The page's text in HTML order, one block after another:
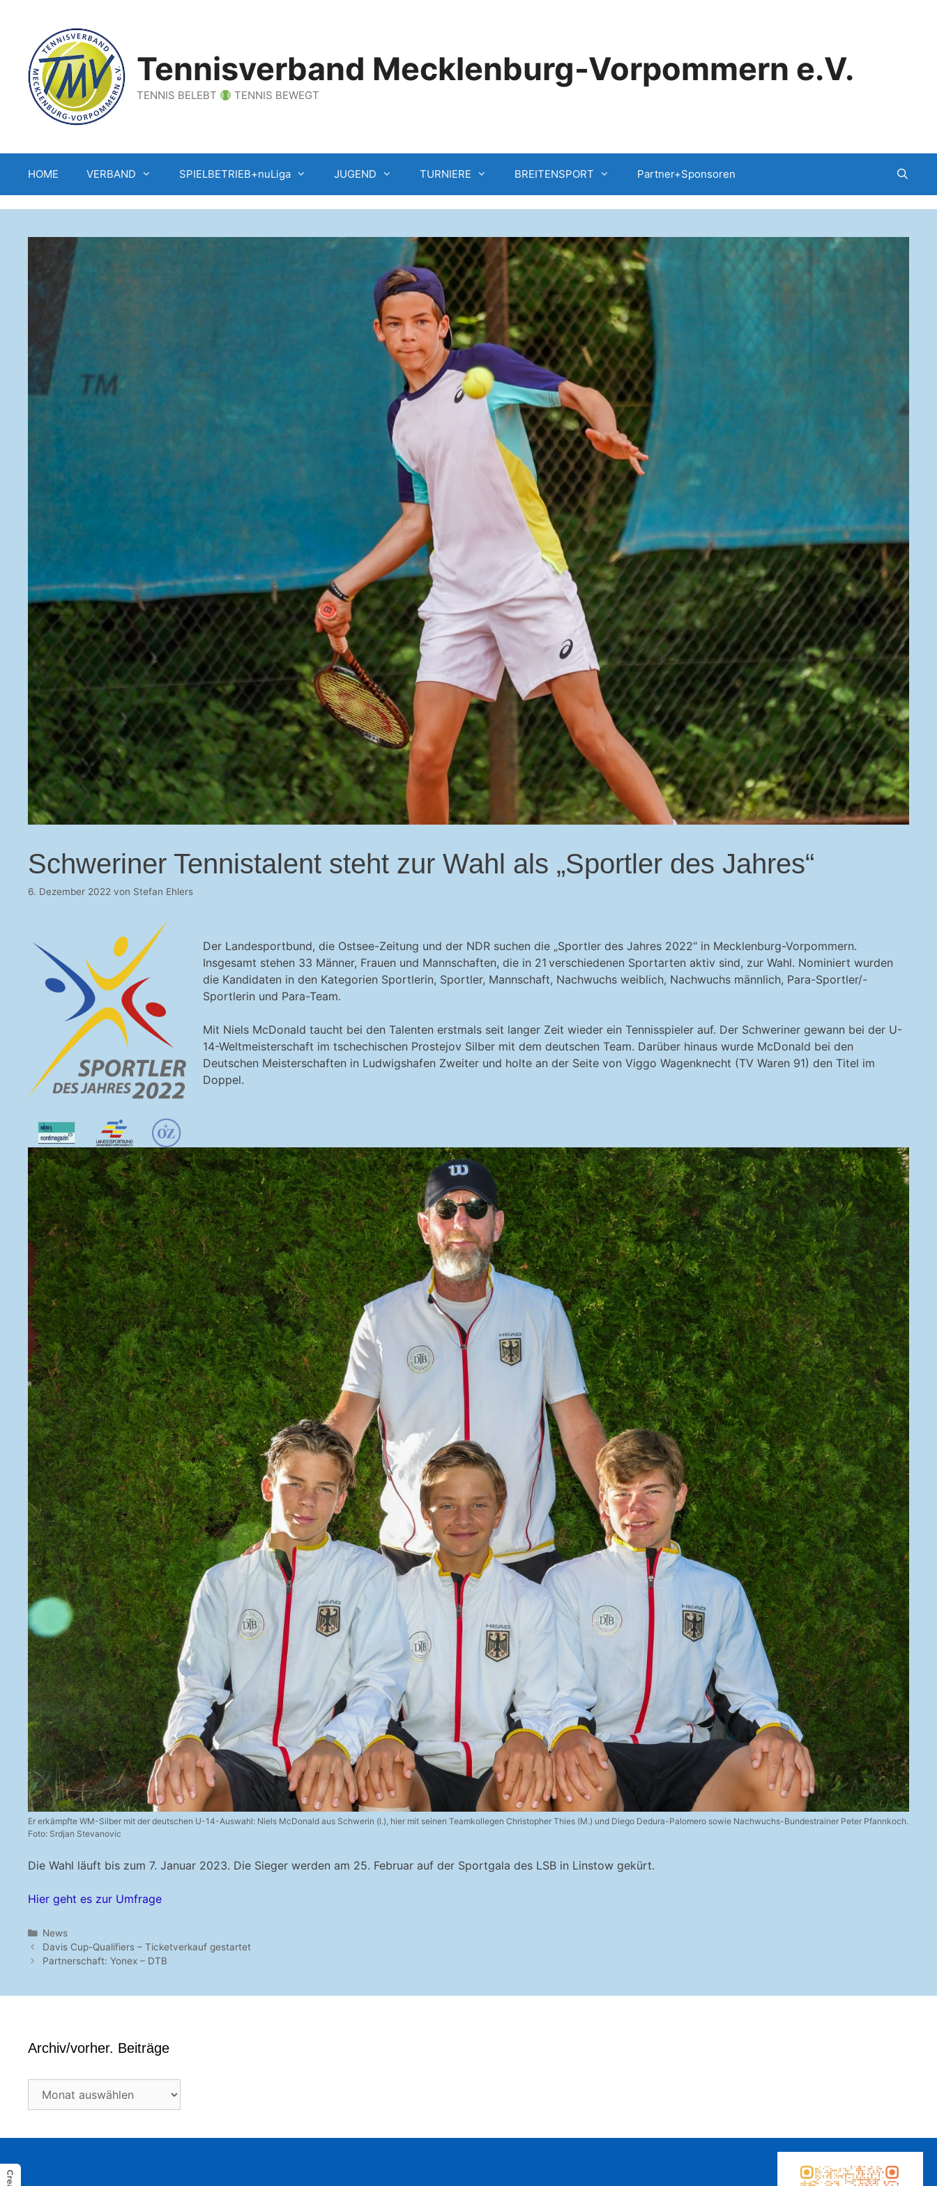
springen
Tennisverband Mecklenburg-Vorpommern e.V.
TENNIS BELEBT TENNIS BEWEGT
HOME VERBAND SPIELBETRIEB+nuLiga JUGEND TURNIERE BREITENSPORT Partner+Sponsoren
Schweriner Tennistalent steht zur Wahl als „Sportler des Jahres“
6. Dezember 2022 von Stefan Ehlers
Der Landesportbund, die Ostsee-Zeitung und der NDR suchen die „Sportler des Jahres 2022“ in Mecklenburg-Vorpommern.
Insgesamt stehen 33 Männer, Frauen und Mannschaften, die in 21 verschiedenen Sportarten aktiv sind, zur Wahl. Nominiert wurden
die Kandidaten in den Kategorien Sportlerin, Sportler, Mannschaft, Nachwuchs weiblich, Nachwuchs männlich, Para-Sportler/-
Sportlerin und Para-Team.
Mit Niels McDonald taucht bei den Talenten erstmals seit langer Zeit wieder ein Tennisspieler auf. Der Schweriner gewann bei der U-
14-Weltmeisterschaft im tschechischen Prostejov Silber mit dem deutschen Team. Darüber hinaus wurde McDonald bei den
Deutschen Meisterschaften in Ludwigshafen Zweiter und holte an der Seite von Viggo Wagenknecht (TV Waren 91) den Titel im
Doppel.
Er erkämpfte WM-Silber mit der deutschen U-14-Auswahl: Niels McDonald aus Schwerin (l.), hier mit seinen Teamkollegen Christopher Thies (M.) und Diego Dedura-Palomero sowie Nachwuchs-Bundestrainer Peter Pfannkoch.
Foto: Srdjan Stevanovic
Die Wahl läuft bis zum 7. Januar 2023. Die Sieger werden am 25. Februar auf der Sportgala des LSB in Linstow gekürt.
Hier geht es zur Umfrage
Kategorien
News
Davis Cup-Qualifiers – Ticketverkauf gestartet
Partnerschaft: Yonex – DTB
Archiv/vorher. Beiträge
Beiträge